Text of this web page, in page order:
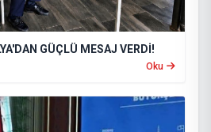
GÜÇLÜ MESAJ VERDİ!
Oku